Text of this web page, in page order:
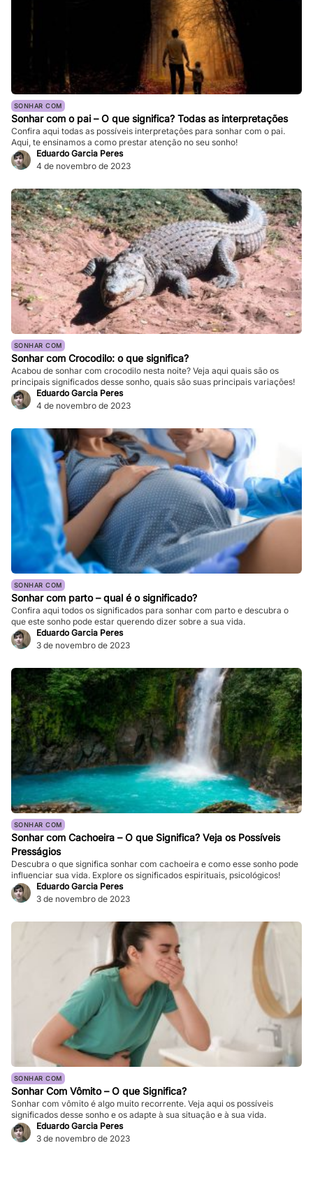
SONHAR COM
Sonhar com o pai – O que significa? Todas as interpretações
Confira aqui todas as possíveis interpretações para sonhar com o pai.
Aqui, te ensinamos a como prestar atenção no seu sonho!
Eduardo Garcia Peres
4 de novembro de 2023
SONHAR COM
Sonhar com Crocodilo: o que significa?
Acabou de sonhar com crocodilo nesta noite? Veja aqui quais são os
principais significados desse sonho, quais são suas principais variações!
Eduardo Garcia Peres
4 de novembro de 2023
SONHAR COM
Sonhar com parto – qual é o significado?
Confira aqui todos os significados para sonhar com parto e descubra o
que este sonho pode estar querendo dizer sobre a sua vida.
Eduardo Garcia Peres
3 de novembro de 2023
SONHAR COM
Sonhar com Cachoeira – O que Significa? Veja os Possíveis
Presságios
Descubra o que significa sonhar com cachoeira e como esse sonho pode
influenciar sua vida. Explore os significados espirituais, psicológicos!
Eduardo Garcia Peres
3 de novembro de 2023
SONHAR COM
Sonhar Com Vômito – O que Significa?
Sonhar com vômito é algo muito recorrente. Veja aqui os possíveis
significados desse sonho e os adapte à sua situação e à sua vida.
Eduardo Garcia Peres
3 de novembro de 2023